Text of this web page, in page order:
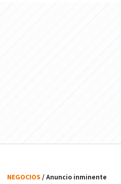
NEGOCIOS / Anuncio inminente